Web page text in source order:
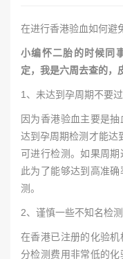
在进行香港验血如何避
小编怀二胎的时候同
定，我是六周去查的，
1、未达到孕周期不要
因为香港验血主要是
达到孕周期检测才能达
可进行检测。如果周
此为了能够达到高准
测。
2、谨慎一些不知名检
在香港已注册的化验
分检测费用非常低的